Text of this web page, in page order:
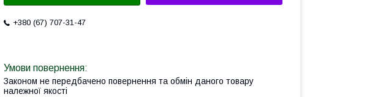
+380 (67) 707-31-47
Законом не передбачено повернення та обмін даного товару
належної якості